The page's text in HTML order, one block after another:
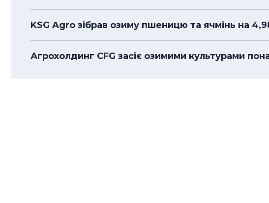
KSG Agro зібрав озиму пшеницю та ячмінь на
Агрохолдинг CFG засіє озимими культурами